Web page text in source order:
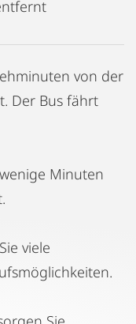
von der
Der Bus fährt
Minuten
viele